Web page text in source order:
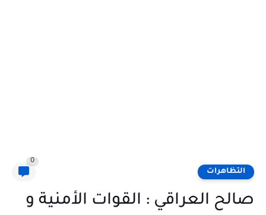
التظاهرات
0
صالح العراقي : القوات الأمنية و